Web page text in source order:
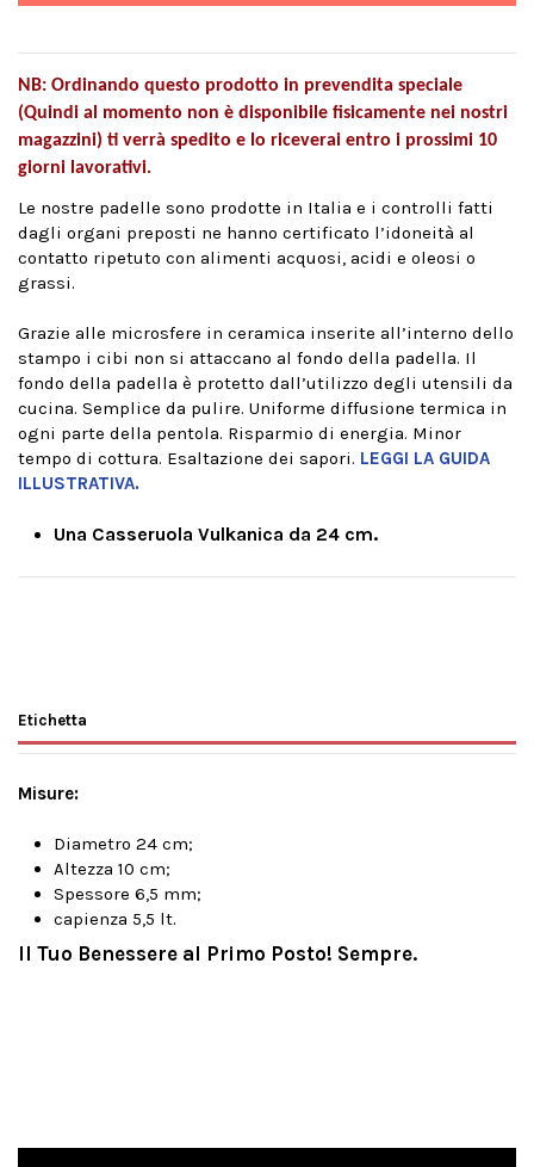
NB: Ordinando questo prodotto in prevendita speciale
(Quindi al momento non è disponibile fisicamente nei nostri
magazzini) ti verrà spedito e lo riceverai entro i prossimi 10
giorni lavorativi.
Le nostre padelle sono prodotte in Italia e i controlli fatti
dagli organi preposti ne hanno certificato l’idoneità al
contatto ripetuto con alimenti acquosi, acidi e oleosi o
grassi.
Grazie alle microsfere in ceramica inserite all’interno dello
stampo i cibi non si attaccano al fondo della padella. Il
fondo della padella è protetto dall’utilizzo degli utensili da
cucina. Semplice da pulire. Uniforme diffusione termica in
ogni parte della pentola. Risparmio di energia. Minor
tempo di cottura. Esaltazione dei sapori. LEGGI LA GUIDA
ILLUSTRATIVA.
Una Casseruola Vulkanica da 24 cm.
Etichetta
Misure:
Diametro 24 cm;
Altezza 10 cm;
Spessore 6,5 mm;
capienza 5,5 lt.
Il Tuo Benessere al Primo Posto! Sempre.